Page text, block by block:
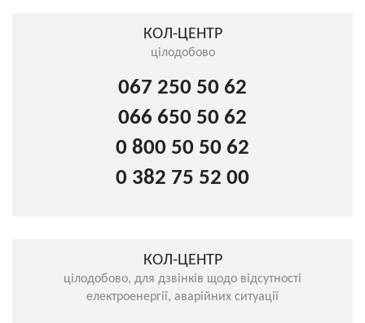
КОЛ-ЦЕНТР
цілодобово
067 250 50 62
066 650 50 62
0 800 50 50 62
0 382 75 52 00
КОЛ-ЦЕНТР
цілодобово, для дзвінків щодо відсутності
електроенергії, аварійних ситуації